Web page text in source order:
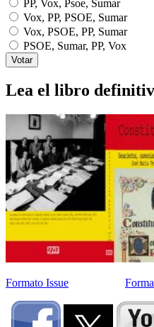
PP, Vox, Psoe, Sumar
Vox, PP, PSOE, Sumar
Vox, PSOE, PP, Sumar
PSOE, Sumar, PP, Vox
Lea el libro
Formato Issue